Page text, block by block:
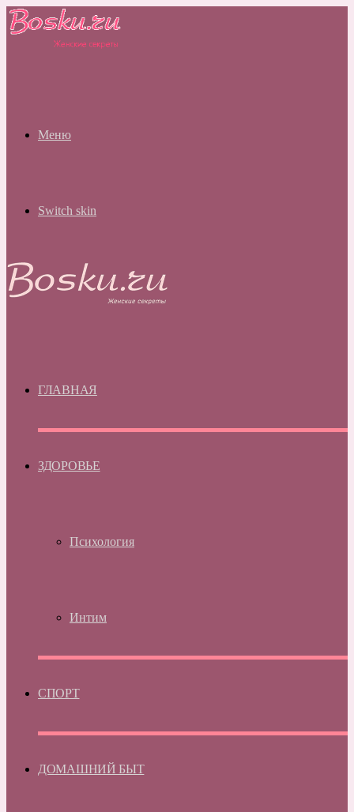
Меню
Switch skin
ГЛАВНАЯ
ЗДОРОВЬЕ
Психология
Интим
СПОРТ
ДОМАШНИЙ БЫТ